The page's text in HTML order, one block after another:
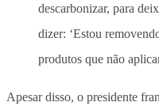
descarbonizar, para
dizer: ‘Estou
produtos que não
Apesar disso, o presidente